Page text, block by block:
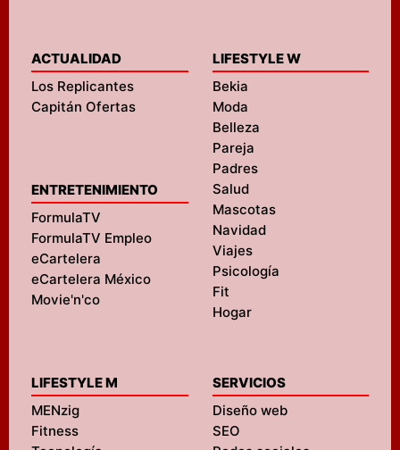
ACTUALIDAD
Los Replicantes
Capitán Ofertas
ENTRETENIMIENTO
FormulaTV
FormulaTV Empleo
eCartelera
eCartelera México
Movie'n'co
LIFESTYLE W
Bekia
Moda
Belleza
Pareja
Padres
Salud
Mascotas
Navidad
Viajes
Psicología
Fit
Hogar
LIFESTYLE M
MENzig
Fitness
SERVICIOS
Diseño web
SEO